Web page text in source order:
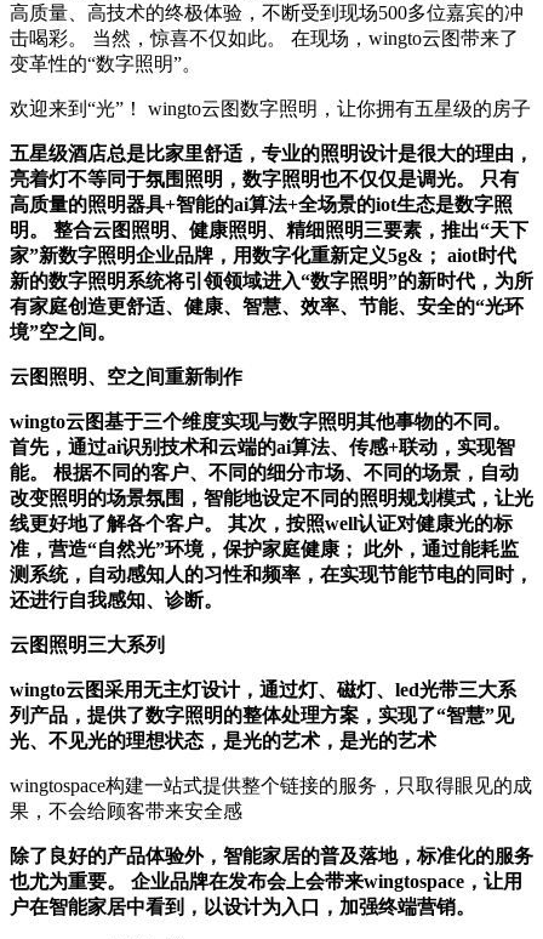
高质量、高技术的终极体验，不断受到现场500多位嘉宾的冲
击喝彩。 当然，惊喜不仅如此。 在现场，wingto云图带来了
变革性的“数字照明”。
欢迎来到“光”！ wingto云图数字照明，让你拥有五星级的房子
五星级酒店总是比家里舒适，专业的照明设计是很大的理由，
亮着灯不等同于氛围照明，数字照明也不仅仅是调光。 只有
高质量的照明器具+智能的ai算法+全场景的iot生态是数字照
明。 整合云图照明、健康照明、精细照明三要素，推出“天下
家”新数字照明企业品牌，用数字化重新定义5g&； aiot时代
新的数字照明系统将引领领域进入“数字照明”的新时代，为所
有家庭创造更舒适、健康、智慧、效率、节能、安全的“光环
境”空之间。
云图照明、空之间重新制作
wingto云图基于三个维度实现与数字照明其他事物的不同。
首先，通过ai识别技术和云端的ai算法、传感+联动，实现智
能。 根据不同的客户、不同的细分市场、不同的场景，自动
改变照明的场景氛围，智能地设定不同的照明规划模式，让光
线更好地了解各个客户。 其次，按照well认证对健康光的标
准，营造“自然光”环境，保护家庭健康； 此外，通过能耗监
测系统，自动感知人的习性和频率，在实现节能节电的同时，
还进行自我感知、诊断。
云图照明三大系列
wingto云图采用无主灯设计，通过灯、磁灯、led光带三大系
列产品，提供了数字照明的整体处理方案，实现了“智慧”见
光、不见光的理想状态，是光的艺术，是光的艺术
wingtospace构建一站式提供整个链接的服务，只取得眼见的成
果，不会给顾客带来安全感
除了良好的产品体验外，智能家居的普及落地，标准化的服务
也尤为重要。 企业品牌在发布会上会带来wingtospace，让用
户在智能家居中看到，以设计为入口，加强终端营销。